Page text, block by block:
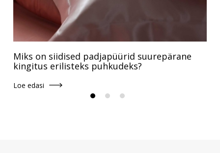
Miks on siidised padjapüürid suurepärane
kingitus erilisteks puhkudeks?
Loe edasi